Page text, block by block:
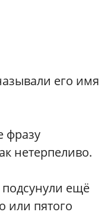
его имя
фразу
нетерпеливо.
ещё
или пятого